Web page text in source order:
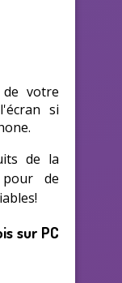
votre
si
de la
de
sur PC